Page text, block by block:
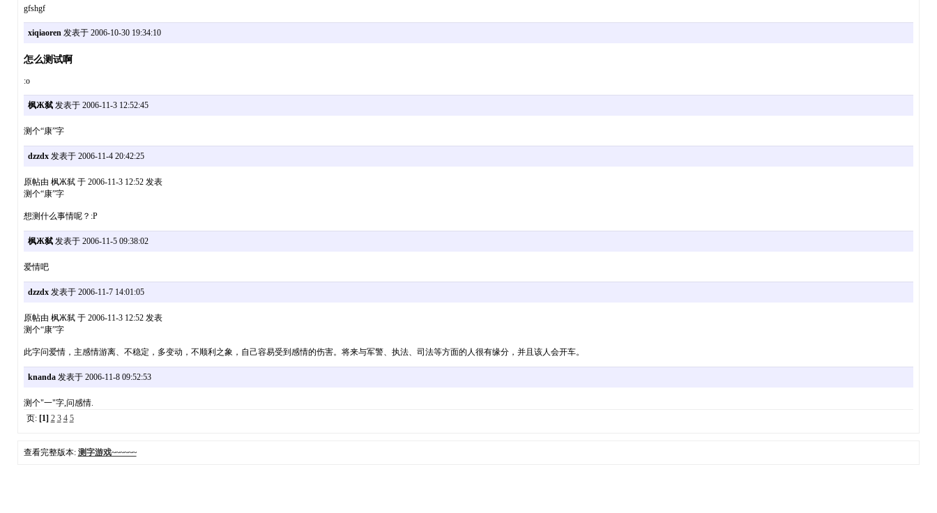
gfshgf
xiqiaoren发表于 2006-10-30 19:34:10
怎么测试啊
:o
枫Ж弑发表于 2006-11-3 12:52:45
测个“康”字
dzzdx发表于 2006-11-4 20:42:25
原帖由 枫Ж弑 于 2006-11-3 12:52 发表
测个“康”字
想测什么事情呢？:P
枫Ж弑发表于 2006-11-5 09:38:02
爱情吧
dzzdx发表于 2006-11-7 14:01:05
原帖由 枫Ж弑 于 2006-11-3 12:52 发表
测个“康”字
此字问爱情，主感情游离、不稳定，多变动，不顺利之象，自己容易受到感情的伤害。将来与军警、执法、司法等方面的人很有缘分，并且该人会开车。
knanda发表于 2006-11-8 09:52:53
测个"一"字,问感情.
页: [1] 2 3 4 5
查看完整版本: 测字游戏~~~~~~